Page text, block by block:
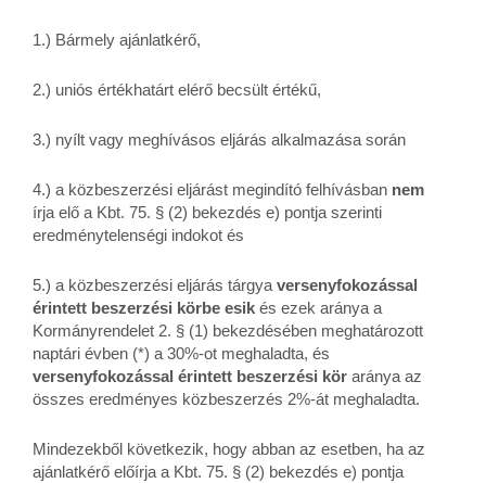
1.) Bármely ajánlatkérő,
2.) uniós értékhatárt elérő becsült értékű,
3.) nyílt vagy meghívásos eljárás alkalmazása során
4.) a közbeszerzési eljárást megindító felhívásban nem
írja elő a Kbt. 75. § (2) bekezdés e) pontja szerinti
eredménytelenségi indokot és
5.) a közbeszerzési eljárás tárgya versenyfokozással
érintett beszerzési körbe esik és ezek aránya a
Kormányrendelet 2. § (1) bekezdésében meghatározott
naptári évben (*) a 30%-ot meghaladta, és
versenyfokozással érintett beszerzési kör aránya az
összes eredményes közbeszerzés 2%-át meghaladta.
Mindezekből következik, hogy abban az esetben, ha az
ajánlatkérő előírja a Kbt. 75. § (2) bekezdés e) pontja